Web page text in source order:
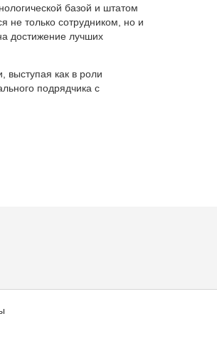
базой и штатом
не только сотрудником, но и
достижение лучших
выступая как в роли
подрядчика с